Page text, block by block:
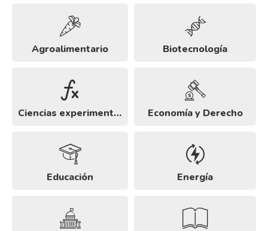
Agroalimentario Biotecnología
Ciencias experimentales Economía y Derecho
Educación Energía